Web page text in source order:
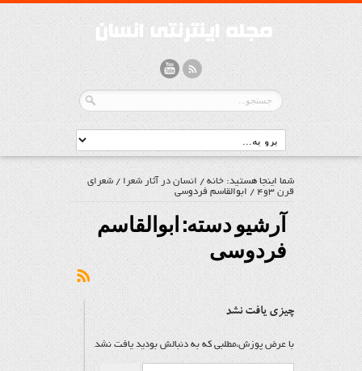
شما اینجا هستید:خانه/ انسان در آثار شعرا /شعرای
قرن 3و4
/ ابوالقاسم فردوسی
آرشیو دسته:ابوالقاسم
فردوسی
چیزی یافت نشد
با عرض پوزش،مطلبی که به دنبالش بودید یافت نشد